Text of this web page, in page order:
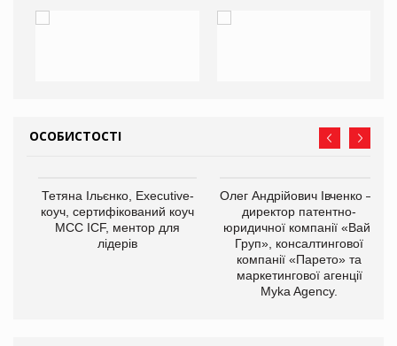
ОСОБИСТОСТІ
Тетяна Ільєнко, Executive-
коуч, сертифікований коуч
МСС ICF, ментор для
лідерів
Олег Андрійович Івченко —
директор патентно-
юридичної компанії «Вайз
Груп», консалтингової
компанії «Парето» та
маркетингової агенції
Myka Agency.